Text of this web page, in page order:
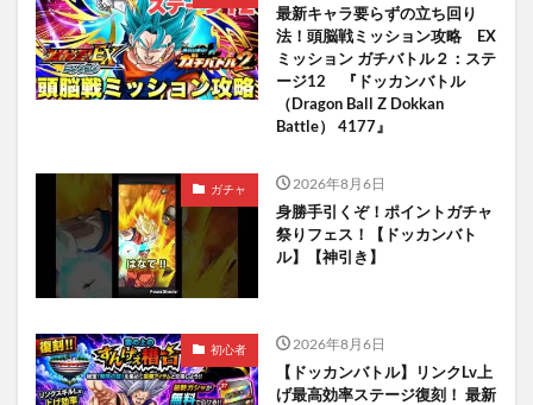
最新キャラ要らずの立ち回り
法！頭脳戦ミッション攻略 EX
ミッション ガチバトル２：ステ
ージ12 『ドッカンバトル
（Dragon Ball Z Dokkan
Battle） 4177』
ガチャ 2026年8月6日
身勝手引くぞ！ポイントガチャ
祭りフェス！【ドッカンバト
ル】【神引き】
初心者 2026年8月6日
【ドッカンバトル】リンクLv上
げ最高効率ステージ復刻！ 最新